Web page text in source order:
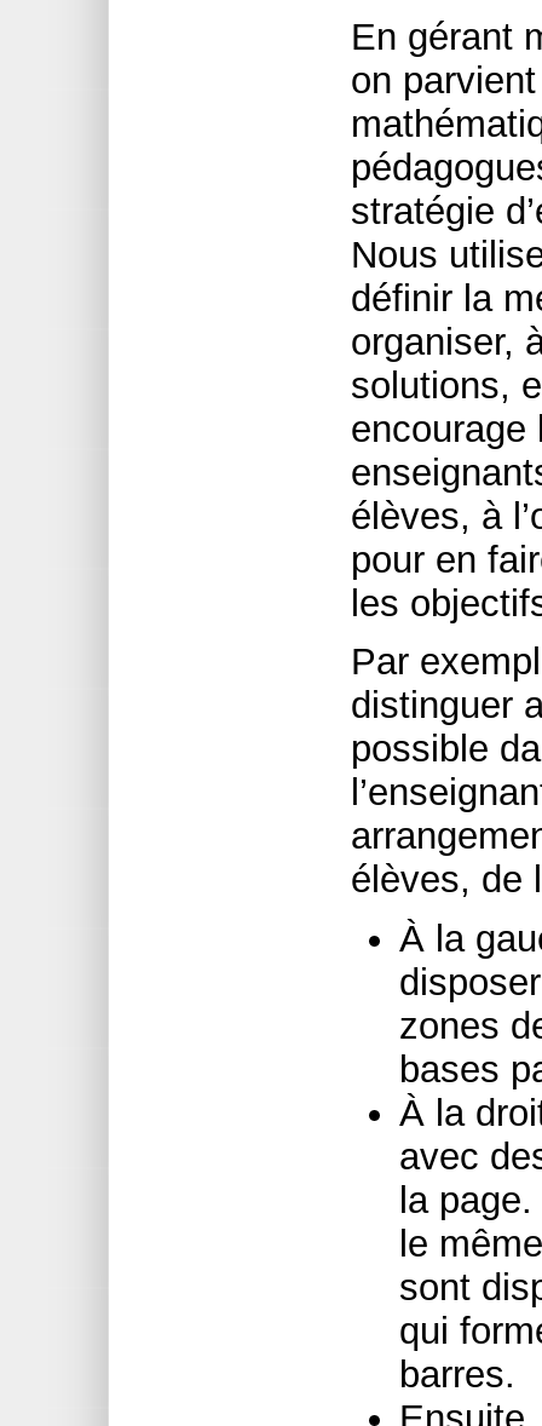
En gérant
on
stratégie
Nous
définir la
organiser,
solutions,
encourage
élèves, à
pour en
les
Par
distinguer
possible
élèves, de
À la
zones
bases
À la
avec
la
le
sont
qui
barres.